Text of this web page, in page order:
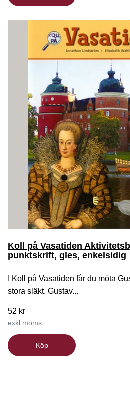
Koll på Vasatiden
punktskrift, gles, enkelsidig
I Koll på Vasatiden får du möta
stora släkt. Gustav...
52 kr
exkl moms
Köp